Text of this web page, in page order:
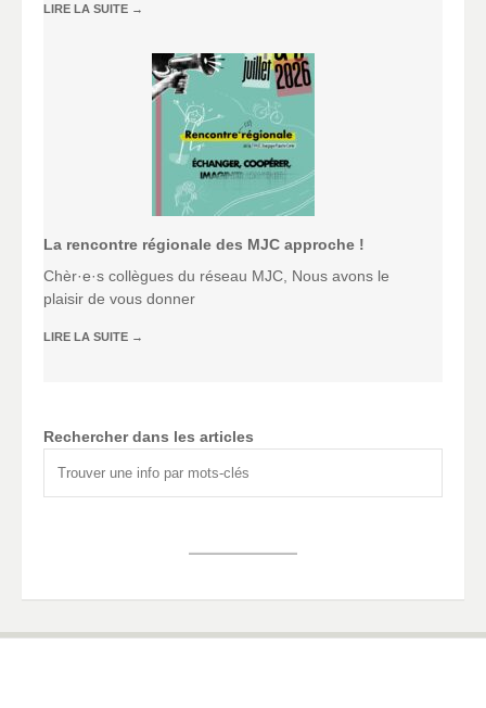
LIRE LA SUITE →
La rencontre régionale des MJC approche !
Chèr·e·s collègues du réseau MJC, Nous avons le
plaisir de vous donner
LIRE LA SUITE →
Rechercher dans les articles